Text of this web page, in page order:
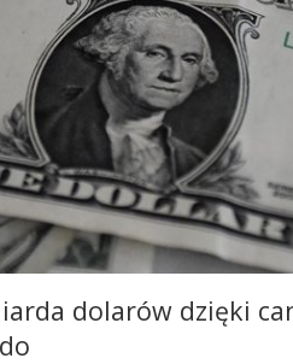
cannabisu do celów
rynek, który wpłukuje do
dużo pieniędzy z podatków. Od
produktami konopnymi generuje
miejsc pracy oraz sporo dolarów,
[…]
dolarów dzięki